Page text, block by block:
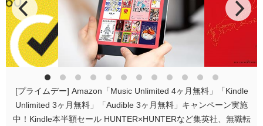
[プライムデー] Amazon「Music Unlimited 4ヶ月無料」「Kindle
Unlimited 3ヶ月無料」「Audible 3ヶ月無料」キャンペーン実施
中！Kindle本半額セール HUNTER×HUNTERなど集英社、無職転